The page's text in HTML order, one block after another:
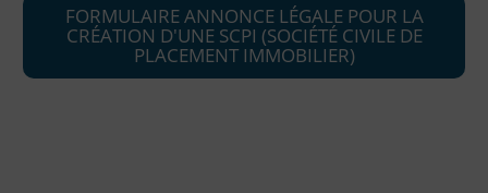
FORMULAIRE ANNONCE LÉGALE POUR LA
CRÉATION D'UNE SCPI (SOCIÉTÉ CIVILE DE
PLACEMENT IMMOBILIER)